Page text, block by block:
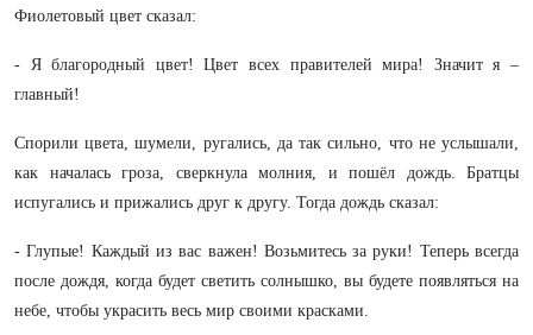
Фиолетовый цвет сказал:
- Я благородный цвет! Цвет всех правителей мира! Значит я –
главный!
Спорили цвета, шумели, ругались, да так сильно, что не услышали,
как началась гроза, сверкнула молния, и пошёл дождь. Братцы
испугались и прижались друг к другу. Тогда дождь сказал:
- Глупые! Каждый из вас важен! Возьмитесь за руки! Теперь всегда
после дождя, когда будет светить солнышко, вы будете появляться на
небе, чтобы украсить весь мир своими красками.